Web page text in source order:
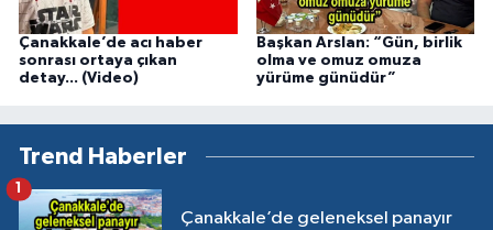
Çanakkale’de acı haber
sonrası ortaya çıkan
detay... (Video)
Başkan Arslan: “Gün, birlik
olma ve omuz omuza
yürüme günüdür”
Trend Haberler
Çanakkale’de geleneksel panayır